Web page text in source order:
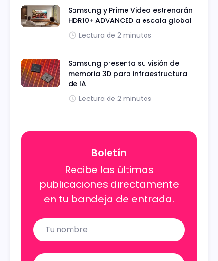
Samsung y Prime Video estrenarán
HDR10+ ADVANCED a escala global
Lectura de 2 minutos
Samsung presenta su visión de
memoria 3D para infraestructura
de IA
Lectura de 2 minutos
Boletín
Recibe las últimas
publicaciones directamente
en tu bandeja de entrada.
Name
Email